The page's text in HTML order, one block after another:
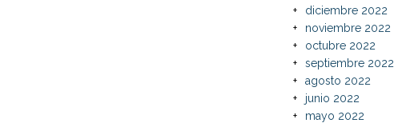
diciembre 2022
noviembre 2022
octubre 2022
septiembre 2022
agosto 2022
junio 2022
mayo 2022